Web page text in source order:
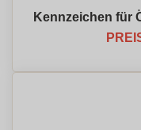
Kennzeichen für